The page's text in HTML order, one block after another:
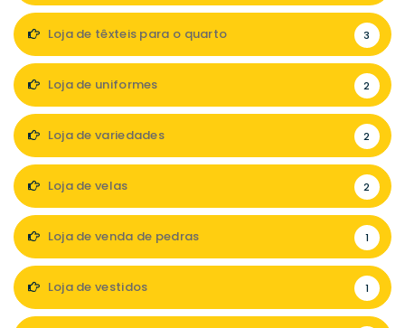
Loja de têxteis para o quarto 3
Loja de uniformes 2
Loja de variedades 2
Loja de velas 2
Loja de venda de pedras 1
Loja de vestidos 1